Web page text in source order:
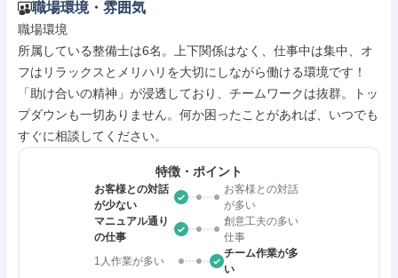
職場環境・雰囲気
職場環境
所属している整備士は6名。上下関係はなく、仕事中は集中、オ
フはリラックスとメリハリを大切にしながら働ける環境です！
「助け合いの精神」が浸透しており、チームワークは抜群。トッ
プダウンも一切ありません。何か困ったことがあれば、いつでも
すぐに相談してください。
特徴・ポイント
お客様との対話
が少ない
お客様との対話
が多い
マニュアル通り
の仕事
創意工夫の多い
仕事
1人作業が多い
チーム作業が多
い